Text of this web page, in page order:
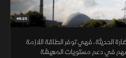
46:25
الحديثة، فهي توفر الطاقة اللازمة
في دعم مستويات المعيشة